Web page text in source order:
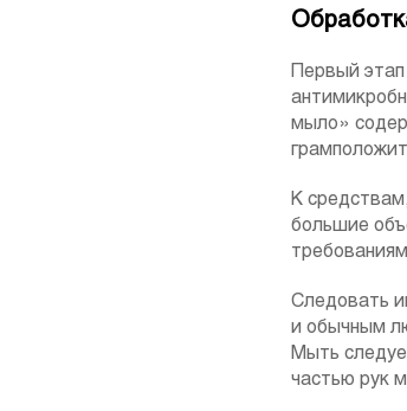
Первый
мыло»
К
большие
Следовать
и обычным
Мыть
частью рук